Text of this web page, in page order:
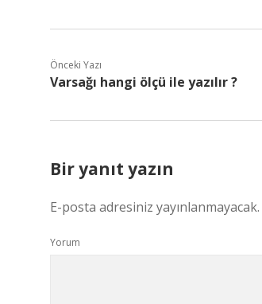
Önceki Yazı
Varsağı hangi ölçü ile yazılır ?
Bir yanıt yazın
E-posta adresiniz yayınlanmayacak.
Yorum